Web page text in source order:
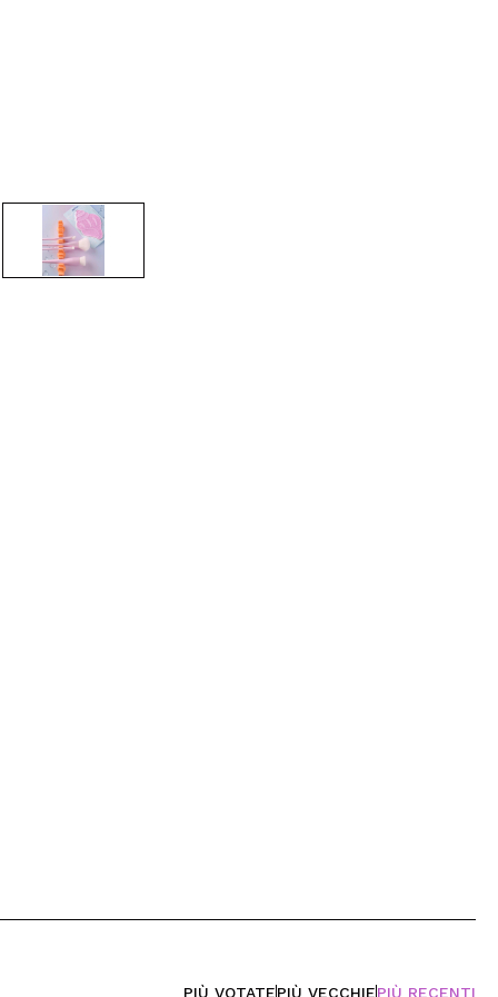
PIÙ VOTATEPIÙ VECCHIEPIÙ RECENTI